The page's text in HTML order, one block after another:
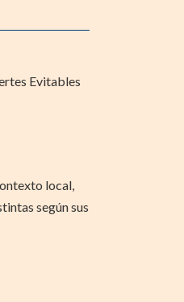
Evitables
local,
según sus